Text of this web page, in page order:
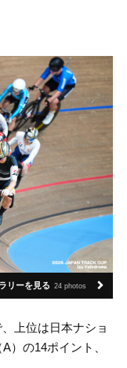
リーを見る 24 photos
上位は日本ナショ
）の14ポイント、